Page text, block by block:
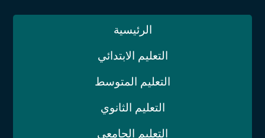
الرئيسية
التعليم الابتدائي
التعليم المتوسط
التعليم الثانوي
التعليم الجامعي